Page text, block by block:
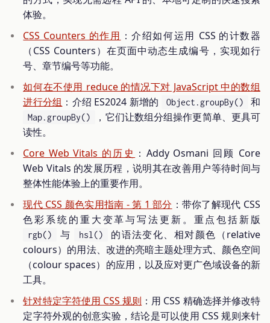
体验。
CSS Counters 的作用 ：介绍如何运用 CSS 的计数器
（CSS Counters）在页面中动态生成编号，实现如行
号、章节编号等功能。
如何在不使用 reduce 的情况下对 JavaScript 中的数组
进行分组 ：介绍 ES2024 新增的 Object.groupBy() 和
Map.groupBy()
，它们让数组分组操作更简单、更具可
读性。
Core Web Vitals 的历史 ：Addy Osmani 回顾 Core
Web Vitals 的发展历程，说明其在改善用户等待时间与
整体性能体验上的重要作用。
现代 CSS 颜色实用指南 - 第 1 部分 ：带你了解现代 CSS
色彩系统的重大变革与写法更新。重点包括新版
rgb() 与 hsl()
的语法变化、相对颜色（relative
colours）的用法、改进的亮暗主题处理方式、颜色空间
（colour spaces）的应用，以及应对更广色域设备的新
工具。
针对特定字符使用 CSS 规则 ：用 CSS 精确选择并修改特
定字符外观的创意实验，结论是可以使用 CSS 规则来针